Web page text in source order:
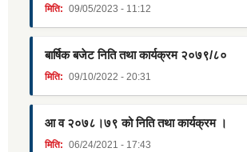
मिति: 09/05/2023 - 11:12
बार्षिक बजेट निति तथा कार्यक्रम २०७९/८०
मिति: 09/10/2022 - 20:31
आ व २०७८।७९ को निति तथा कार्यक्रम ।
मिति: 06/24/2021 - 17:43